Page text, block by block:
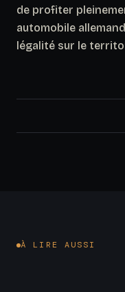
de profiter
automobile
légalité sur le
À LIRE AUSSI